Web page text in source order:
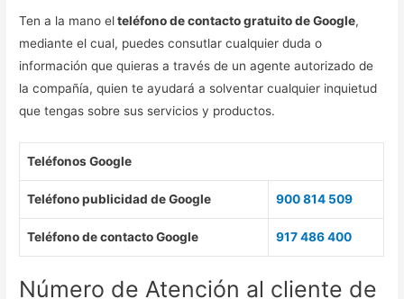
Ten a la mano elteléfono de contacto gratuito de Google,
mediante el cual, puedes consutlar cualquier duda o
información que quieras a través de un agente autorizado de
la compañía, quien te ayudará a solventar cualquier inquietud
que tengas sobre sus servicios y productos.
Teléfonos Google
Teléfono publicidad de Google 900 814 509
Teléfono de contacto Google 917 486 400
Número de Atención al cliente de